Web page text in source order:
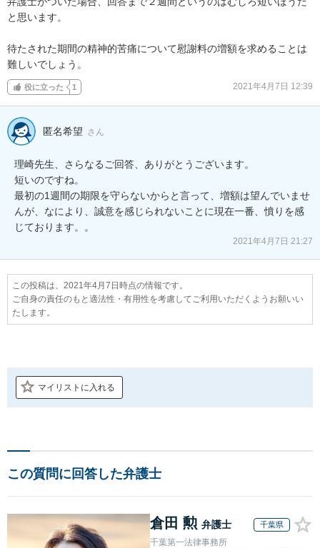
と思います。
待たされた期間の精神的苦痛について慰謝料の増額を求めることは
難しいでしょう。
役に立った 1 2021年4月7日 12:39
匿名希望 さん
理崎先生、さらなるご回答、ありがとうございます。
短いのですね。
最初の1週間の期限を守らないからと言って、増額は望んでいませ
んが、なにより、誠意を感じられないことに現在一番、憤りを感
じております。。
2021年4月7日 21:27
この投稿は、2021年4月7日時点の情報です。
ご自身の責任のもと適法性・有用性を考慮してご利用いただくようお願いい
たします。
マイリストに入れる
この質問に回答した弁護士
倉田 勲 弁護士 千葉県
千葉第一法律事務所